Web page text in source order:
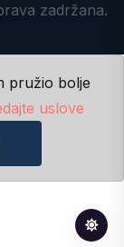
zadržana.
pružio bolje
uslove